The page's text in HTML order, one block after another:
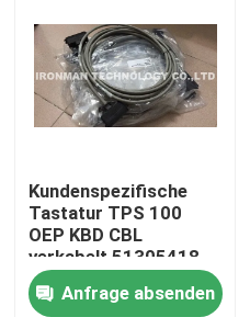
Kundenspezifische
Tastatur TPS 100
OEP KBD CBL
verkabelt 51305418-
100 Honeywell
Anfrage absenden